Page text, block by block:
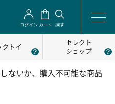
ログイン カート 探す
クトイ
セレクト
ショップ
ないか、購入不可能な商品